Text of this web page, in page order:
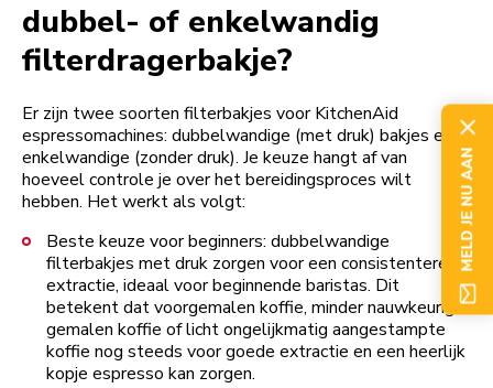
dubbel- of enkelwandig
filterdragerbakje?
Er zijn twee soorten filterbakjes voor KitchenAid
espressomachines: dubbelwandige (met druk) bakjes en
enkelwandige (zonder druk). Je keuze hangt af van
hoeveel controle je over het bereidingsproces wilt
hebben. Het werkt als volgt:
Beste keuze voor beginners: dubbelwandige
filterbakjes met druk zorgen voor een consistentere
extractie, ideaal voor beginnende baristas. Dit
betekent dat voorgemalen koffie, minder nauwkeurig
gemalen koffie of licht ongelijkmatig aangestampte
koffie nog steeds voor goede extractie en een heerlijk
kopje espresso kan zorgen.
MELD JE NU AAN